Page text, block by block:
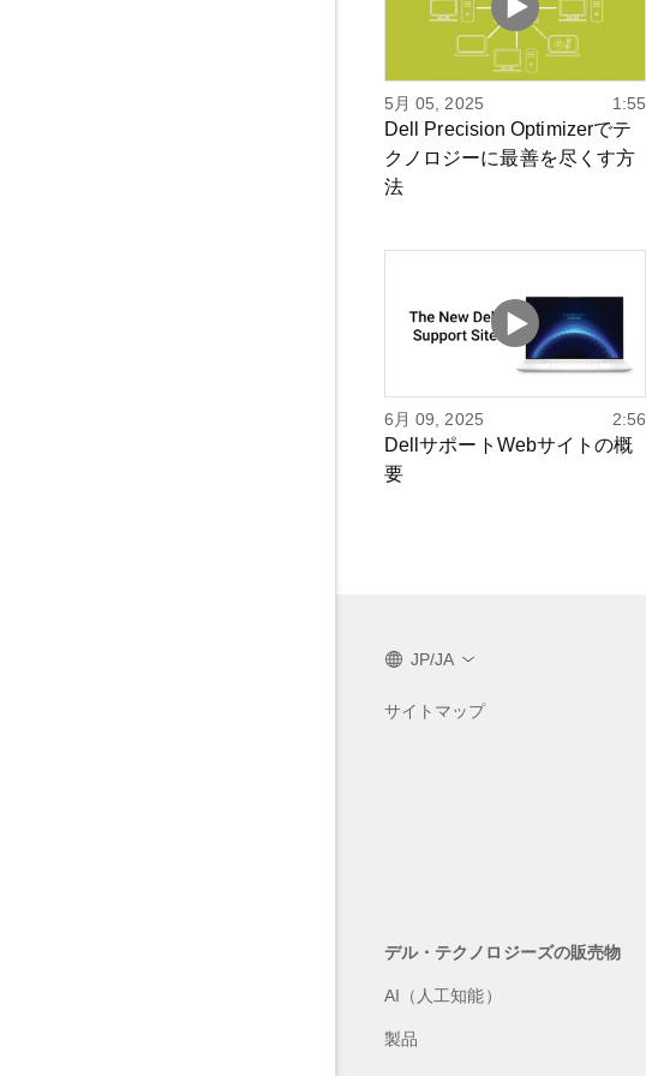
5月 05, 2025 1:55
Dell Precision Optimizerでテ
クノロジーに最善を尽くす方
法
6月 09, 2025 2:56
DellサポートWebサイトの概
要
JP/JA
サイトマップ
デル・テクノロジーズの販売物
AI（人工知能）
製品